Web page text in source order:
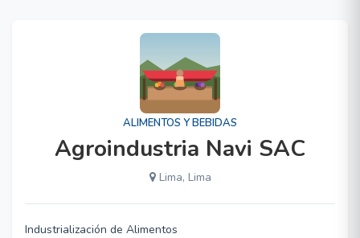
ALIMENTOS Y BEBIDAS
Agroindustria Navi SAC
Lima, Lima
Industrialización de Alimentos